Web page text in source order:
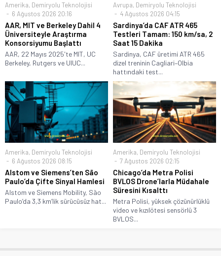
Amerika, Demiryolu Teknolojisi
6 Ağustos 2026 20:16
AAR, MIT ve Berkeley Dahil 4
Üniversiteyle Araştırma
Konsorsiyumu Başlattı
AAR, 22 Mayıs 2025'te MIT, UC
Berkeley, Rutgers ve UIUC...
Avrupa, Demiryolu Teknolojisi
4 Ağustos 2026 04:15
Sardinya’da CAF ATR 465
Testleri Tamam: 150 km/sa, 2
Saat 15 Dakika
Sardinya, CAF üretimi ATR 465
dizel treninin Cagliari–Olbia
hattındaki test...
Amerika, Demiryolu Teknolojisi
6 Ağustos 2026 08:15
Alstom ve Siemens’ten São
Paulo’da Çifte Sinyal Hamlesi
Alstom ve Siemens Mobility, São
Paulo’da 3,3 km’lik sürücüsüz hat...
Amerika, Demiryolu Teknolojisi
7 Ağustos 2026 02:15
Chicago’da Metra Polisi
BVLOS Drone’larla Müdahale
Süresini Kısalttı
Metra Polisi, yüksek çözünürlüklü
video ve kızılötesi sensörlü 3
BVLOS...